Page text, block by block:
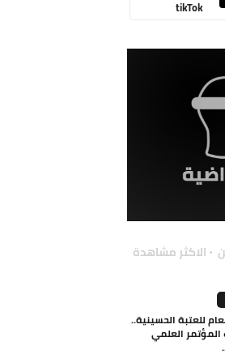
tikTok
الاكثر مشاهدة
للعتبة الحسينية..
المؤتمر العلمي